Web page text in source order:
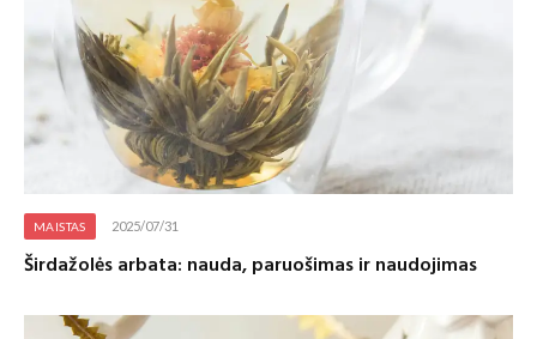
MAISTAS 2025/07/31
Širdažolės arbata: nauda, paruošimas ir naudojimas